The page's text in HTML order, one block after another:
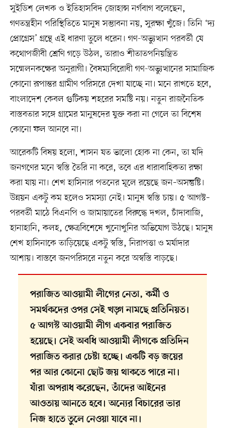
সুইডিশ লেখক ও ইতিহাসবিদ জোহান্স নর্গবাগ বলেছেন,
গণতন্ত্রহীন পরিস্থিতিতে মানুষ সম্ভাবনা নয়, সুরক্ষা খুঁজে। তিনি ‘দ্য
প্রোগ্রেস’ গ্রন্থে এই ধারণা তুলে ধরেন। গণ-অভ্যুত্থান পরবর্তী যে
কথোপজীবী শ্রেণি গড়ে উঠল, তারাও শীতাতপনিয়ন্ত্রিত
সম্মেলনকক্ষের অনুরাগী। বৈষম্যবিরোধী গণ-অভ্যুত্থানের সামাজিক
কোনো রূপান্তর গ্রামীণ পরিসরে দেখা যাচ্ছে না। মনে রাখতে হবে,
বাংলাদেশ কেবল গুটিকয় শহরের সমষ্টি নয়। নতুন রাজনৈতিক
বাস্তবতার সঙ্গে গ্রামের মানুষদের যুক্ত করা না গেলে তা বিশেষ
কোনো ফল আনবে না।
আরেকটি বিষয় হলো, শাসন যত ভালো হোক না কেন, তা যদি
জনগণের মনে স্বস্তি তৈরি না করে, তবে এর ধারাবাহিকতা রক্ষা
করা যায় না। শেখ হাসিনার পতনের মূলে রয়েছে জন–অসন্তুষ্টি।
উন্নয়ন একটু কম হলেও সমস্যা নেই। মানুষ স্বস্তি চায়। ৫ আগস্ট–
পরবর্তী মাঠে বিএনপি ও জামায়াতের বিরুদ্ধে দখল, চাঁদাবাজি,
হানাহানি, কলহ, ক্ষেত্রবিশেষে খুনোখুনির অভিযোগ উঠছে। মানুষ
শেখ হাসিনাকে তাড়িয়েছে একটু স্বস্তি, নিরাপত্তা ও মর্যাদার
আশায়। বাস্তবে জনপরিসরে নতুন করে অস্বস্তি বাড়ছে।
পরাজিত আওয়ামী লীগের নেতা, কর্মী ও
সমর্থকদের ওপর সেই খড়্গ নামছে প্রতিনিয়ত।
৫ আগস্ট আওয়ামী লীগ একবার পরাজিত
হয়েছে। সেই অবধি আওয়ামী লীগকে প্রতিদিন
পরাজিত করার চেষ্টা হচ্ছে। একটি বড় জয়ের
পর আর কোনো ছোট জয় থাকতে পারে না।
যাঁরা অপরাধ করেছেন, তাঁদের আইনের
আওতায় আনতে হবে। অন্যের বিচারের ভার
নিজ হাতে তুলে নেওয়া যাবে না।